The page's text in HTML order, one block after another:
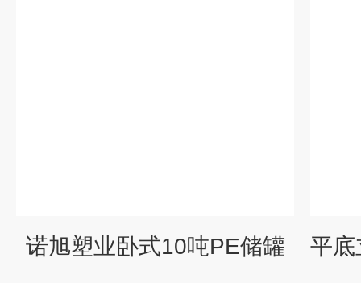
诺旭塑业卧式10吨PE储罐